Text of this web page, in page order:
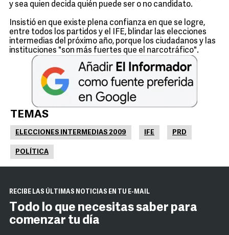
y sea quien decida quién puede ser o no candidato.
Insistió en que existe plena confianza en que se logre,
entre todos los partidos y el IFE, blindar las elecciones
intermedias del próximo año, porque los ciudadanos y las
instituciones "son más fuertes que el narcotráfico".
TEMAS
ELECCIONES INTERMEDIAS 2009 IFE PRD
POLÍTICA
RECIBE LAS ÚLTIMAS NOTICIAS EN TU E-MAIL
Todo lo que necesitas saber para
comenzar tu día